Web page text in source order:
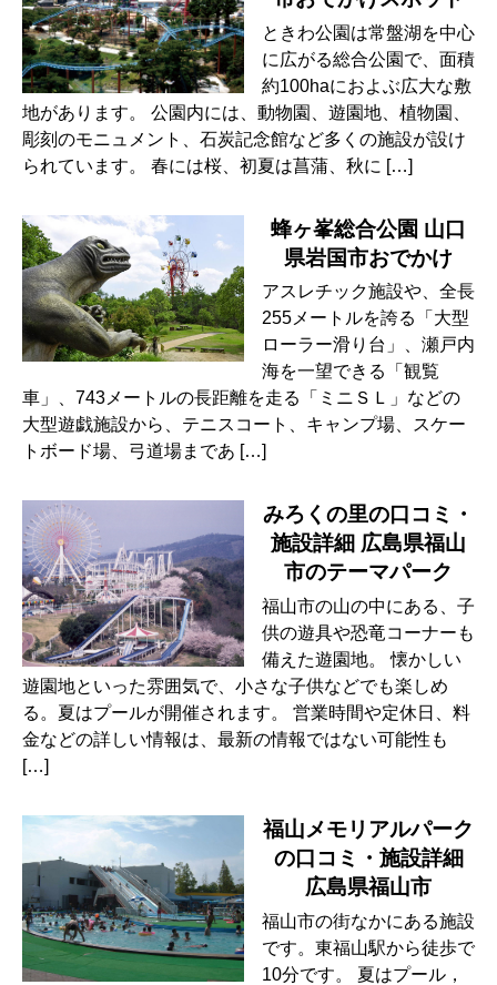
ときわ公園は常盤湖を中心
に広がる総合公園で、面積
約100haにおよぶ広大な敷
地があります。 公園内には、動物園、遊園地、植物園、
彫刻のモニュメント、石炭記念館など多くの施設が設け
られています。 春には桜、初夏は菖蒲、秋に […]
蜂ヶ峯総合公園 山口
県岩国市おでかけ
アスレチック施設や、全長
255メートルを誇る「大型
ローラー滑り台」、瀬戸内
海を一望できる「観覧
車」、743メートルの長距離を走る「ミニＳＬ」などの
大型遊戯施設から、テニスコート、キャンプ場、スケー
トボード場、弓道場まであ […]
みろくの里の口コミ・
施設詳細 広島県福山
市のテーマパーク
福山市の山の中にある、子
供の遊具や恐竜コーナーも
備えた遊園地。 懐かしい
遊園地といった雰囲気で、小さな子供などでも楽しめ
る。夏はプールが開催されます。 営業時間や定休日、料
金などの詳しい情報は、最新の情報ではない可能性も
[…]
福山メモリアルパーク
の口コミ・施設詳細
広島県福山市
福山市の街なかにある施設
です。東福山駅から徒歩で
10分です。 夏はプール，